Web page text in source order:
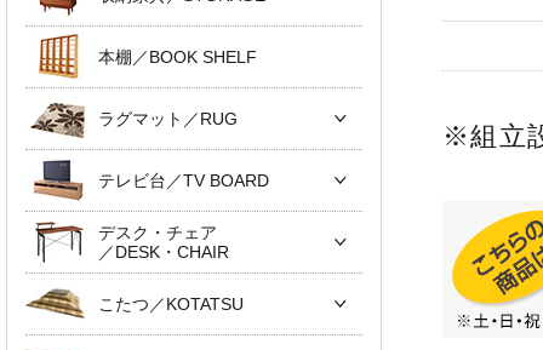
※組立
本棚／BOOK SHELF
ラグマット／RUG
テレビ台／TV BOARD
デスク・チェア
／DESK・CHAIR
こたつ／KOTATSU